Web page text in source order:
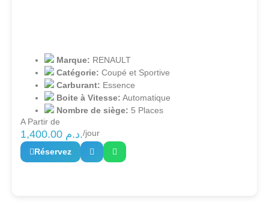
Marque: RENAULT
Catégorie: Coupé et Sportive
Carburant: Essence
Boite à Vitesse: Automatique
Nombre de siège: 5 Places
A Partir de
1,400.00 د.م./jour
Réservez